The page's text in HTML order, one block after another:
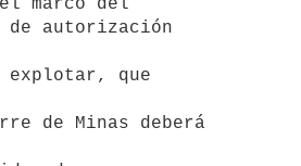
de autorización
explotar, que
de Minas deberá